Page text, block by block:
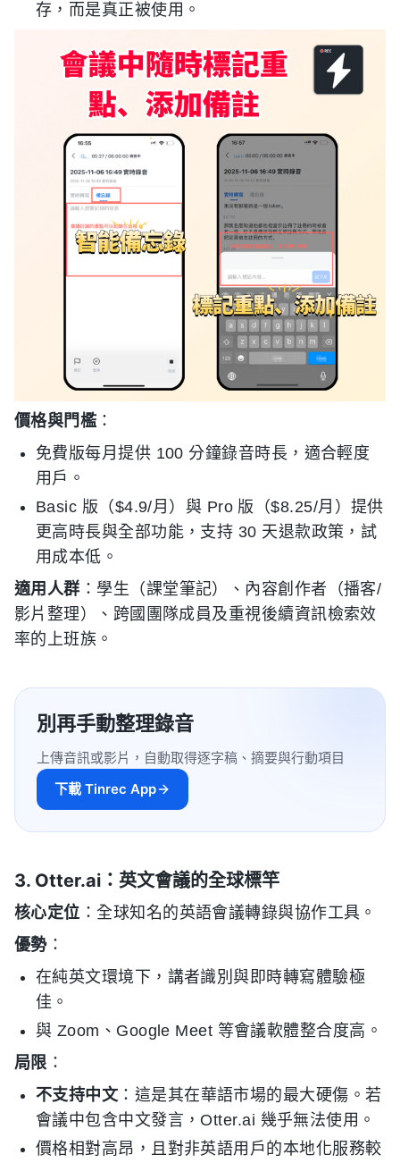
存，而是真正被使用。
價格與門檻 ：
免費版每月提供 100 分鐘錄音時長，適合輕度
用戶。
Basic 版（$4.9/月）與 Pro 版（$8.25/月）提供
更高時長與全部功能，支持 30 天退款政策，試
用成本低。
適用人群 ：學生（課堂筆記）、內容創作者（播客/
影片整理）、跨國團隊成員及重視後續資訊檢索效
率的上班族。
別再手動整理錄音
上傳音訊或影片，自動取得逐字稿、摘要與行動項目
下載 Tinrec App
3. Otter.ai：英文會議的全球標竿
核心定位 ：全球知名的英語會議轉錄與協作工具。
優勢：
在純英文環境下，講者識別與即時轉寫體驗極
佳。
與 Zoom、Google Meet 等會議軟體整合度高。
局限 ：
不支持中文 ：這是其在華語市場的最大硬傷。若
會議中包含中文發言，Otter.ai 幾乎無法使用。
價格相對高昂，且對非英語用戶的本地化服務較